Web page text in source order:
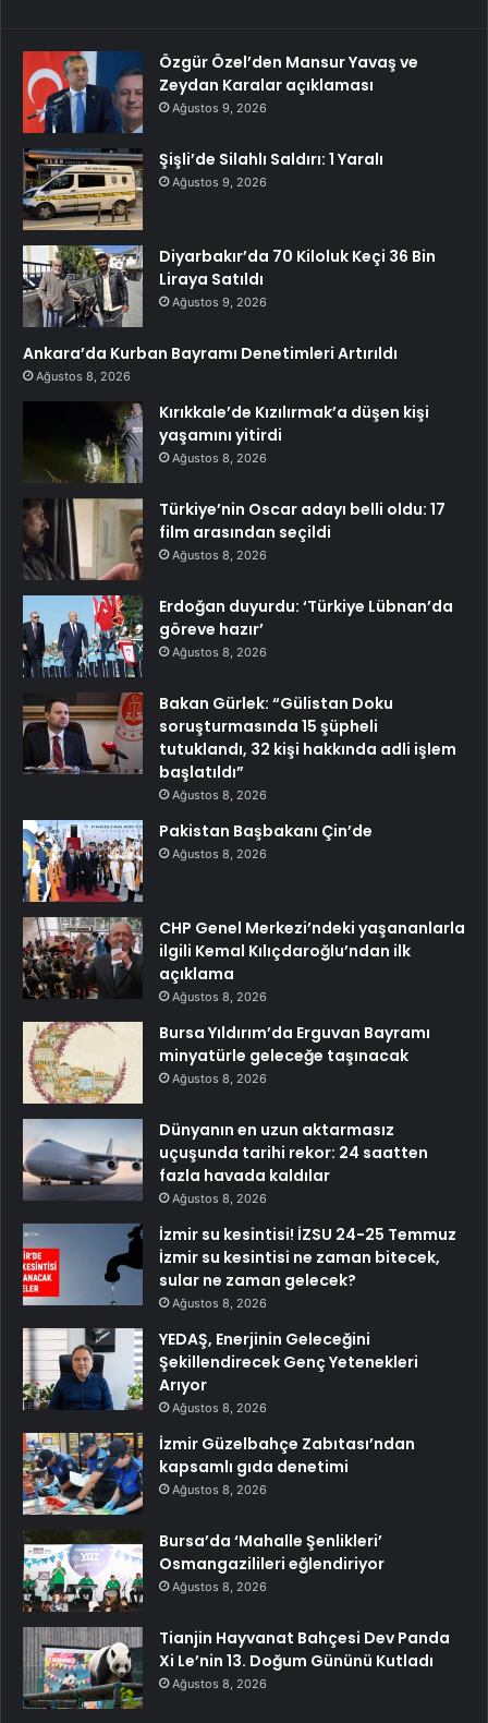
Özgür Özel’den Mansur Yavaş ve
Zeydan Karalar açıklaması
Ağustos 9, 2026
Şişli’de Silahlı Saldırı: 1 Yaralı
Ağustos 9, 2026
Diyarbakır’da 70 Kiloluk Keçi 36 Bin
Liraya Satıldı
Ağustos 9, 2026
Ankara’da Kurban Bayramı Denetimleri Artırıldı
Ağustos 8, 2026
Kırıkkale’de Kızılırmak’a düşen kişi
yaşamını yitirdi
Ağustos 8, 2026
Türkiye’nin Oscar adayı belli oldu: 17
film arasından seçildi
Ağustos 8, 2026
Erdoğan duyurdu: ‘Türkiye Lübnan’da
göreve hazır’
Ağustos 8, 2026
Bakan Gürlek: “Gülistan Doku
soruşturmasında 15 şüpheli
tutuklandı, 32 kişi hakkında adli işlem
başlatıldı”
Ağustos 8, 2026
Pakistan Başbakanı Çin’de
Ağustos 8, 2026
CHP Genel Merkezi’ndeki yaşananlarla
ilgili Kemal Kılıçdaroğlu’ndan ilk
açıklama
Ağustos 8, 2026
Bursa Yıldırım’da Erguvan Bayramı
minyatürle geleceğe taşınacak
Ağustos 8, 2026
Dünyanın en uzun aktarmasız
uçuşunda tarihi rekor: 24 saatten
fazla havada kaldılar
Ağustos 8, 2026
İzmir su kesintisi! İZSU 24-25 Temmuz
İzmir su kesintisi ne zaman bitecek,
sular ne zaman gelecek?
Ağustos 8, 2026
YEDAŞ, Enerjinin Geleceğini
Şekillendirecek Genç Yetenekleri
Arıyor
Ağustos 8, 2026
İzmir Güzelbahçe Zabıtası’ndan
kapsamlı gıda denetimi
Ağustos 8, 2026
Bursa’da ‘Mahalle Şenlikleri’
Osmangazilileri eğlendiriyor
Ağustos 8, 2026
Tianjin Hayvanat Bahçesi Dev Panda
Xi Le’nin 13. Doğum Gününü Kutladı
Ağustos 8, 2026